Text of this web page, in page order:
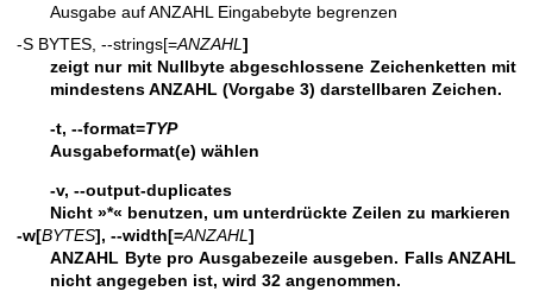
Ausgabe auf ANZAHL Eingabebyte begrenzen
-S BYTES, --strings[=ANZAHL]
zeigt nur mit Nullbyte abgeschlossene Zeichenketten mit
mindestens ANZAHL (Vorgabe 3) darstellbaren Zeichen.
-t, --format=TYP
Ausgabeformat(e) wählen
-v, --output-duplicates
Nicht »*« benutzen, um unterdrückte Zeilen zu markieren
-w[BYTES], --width[=ANZAHL]
ANZAHL Byte pro Ausgabezeile ausgeben. Falls ANZAHL
nicht angegeben ist, wird 32 angenommen.